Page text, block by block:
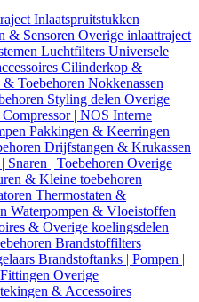
Inlaatspruitstukken
& Sensoren Overige inlaattraject
Luchtfilters Universele
Cilinderkop &
Toebehoren Nokkenassen
Styling delen Overige
| NOS Interne
Pakkingen & Keerringen
Drijfstangen & Krukassen
Snaren | Toebehoren Overige
& Kleine toebehoren
Thermostaten &
Waterpompen & Vloeistoffen
& Overige koelingsdelen
Brandstoffilters
Brandstoftanks | Pompen |
Overige
& Accessoires